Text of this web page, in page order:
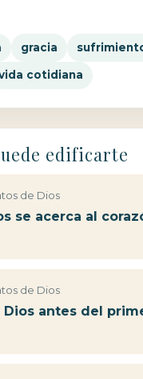
gracia
cotidiana
edificarte
de Dios
se acerca al
de Dios
Dios antes del